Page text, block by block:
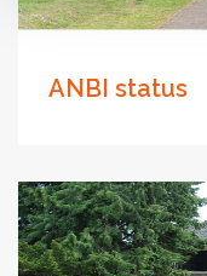
ANBI status